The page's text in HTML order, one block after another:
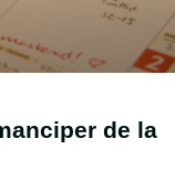
de la